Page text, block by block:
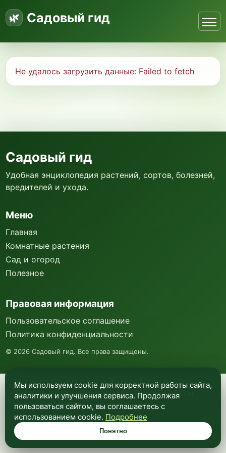
Садовый гид
Не удалось загрузить данные: Failed to fetch
Мы используем куки и Яндекс Метрику для
анализа посещаемости и улучшения работы
сайта. Подробнее —в политике
конфиденциальности.
Понятно
Садовый гид
Удобная энциклопедия растений, сортов, болезней,
вредителей и ухода.
Меню
Главная
Комнатные растения
Сад и огород
Полезное
Правовая информация
Пользовательское соглашение
Политика конфиденциальности
© 2026 Садовый гид. Все права защищены.
Мы используем cookie для корректной работы сайта,
аналитики и улучшения сервиса. Продолжая
пользоваться сайтом, вы соглашаетесь с
использованием cookie. Подробнее
Понятно